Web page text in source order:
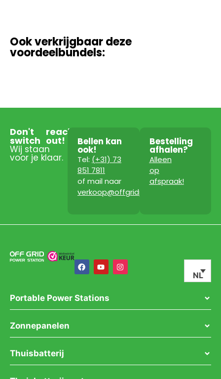
Ook verkrijgbaar deze
voordeelbundels:
Don't
switch
reach
out!
Wij staan
voor je klaar.
Bellen kan
ook!
Tel: (+31) 73
851 7811
of mail naar
verkoop@offgridpowerstation.com
Bestelling
afhalen?
Alleen
op
afspraak!
NL
Portable Power Stations
Zonnepanelen
Thuisbatterij